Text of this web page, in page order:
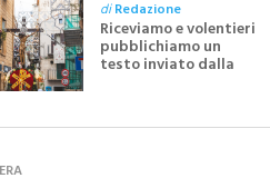
diRedazione
Riceviamo e volentieri
pubblichiamo un
testo inviato dalla
all'indomani della